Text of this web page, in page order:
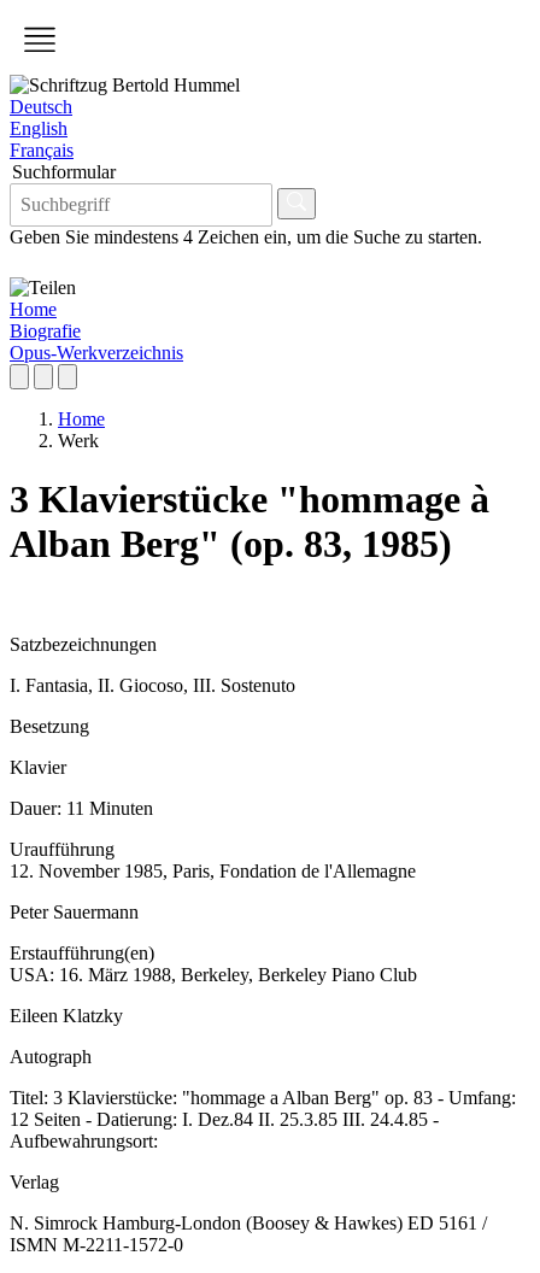
Deutsch
English
Français
Suchformular
Geben Sie mindestens 4 Zeichen ein, um die Suche zu starten.
Home
Biografie
Opus-Werkverzeichnis
Home
Werk
3 Klavierstücke "hommage à
Alban Berg" (op. 83, 1985)
Satzbezeichnungen
I. Fantasia, II. Giocoso, III. Sostenuto
Besetzung
Klavier
Dauer: 11 Minuten
Uraufführung
12. November 1985, Paris, Fondation de l'Allemagne
Peter Sauermann
Erstaufführung(en)
USA: 16. März 1988, Berkeley, Berkeley Piano Club
Eileen Klatzky
Autograph
Titel: 3 Klavierstücke: "hommage a Alban Berg" op. 83 - Umfang:
12 Seiten - Datierung: I. Dez.84 II. 25.3.85 III. 24.4.85 -
Aufbewahrungsort:
Verlag
N. Simrock Hamburg-London (Boosey & Hawkes) ED 5161 /
ISMN M-2211-1572-0